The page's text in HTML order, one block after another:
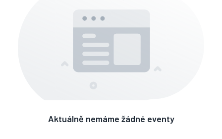
Aktuálně nemáme žádné eventy